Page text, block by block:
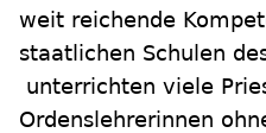
weit reichende
staatlichen Schulen
unterrichten viele
Ordenslehrerinnen